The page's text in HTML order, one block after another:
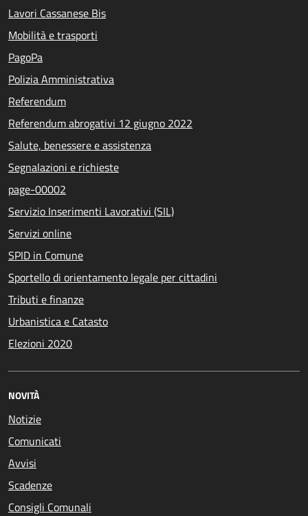
Lavori Cassanese Bis
Mobilità e trasporti
PagoPa
Polizia Amministrativa
Referendum
Referendum abrogativi 12 giugno 2022
Salute, benessere e assistenza
Segnalazioni e richieste
page-00002
Servizio Inserimenti Lavorativi (SIL)
Servizi online
SPID in Comune
Sportello di orientamento legale per cittadini
Tributi e finanze
Urbanistica e Catasto
Elezioni 2020
NOVITÀ
Notizie
Comunicati
Avvisi
Scadenze
Consigli Comunali